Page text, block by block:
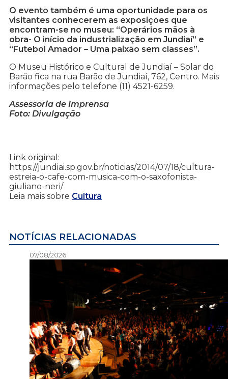
O evento também é uma oportunidade para os
visitantes conhecerem as exposições que
encontram-se no museu: “Operários mãos à
obra- O início da industrialização em Jundiaí” e
“Futebol Amador – Uma paixão sem classes”.
O Museu Histórico e Cultural de Jundiaí – Solar do
Barão fica na rua Barão de Jundiaí, 762, Centro. Mais
informações pelo telefone (11) 4521-6259.
Assessoria de Imprensa
Foto: Divulgação
Link original:
https://jundiai.sp.gov.br/noticias/2014/07/18/cultura-
estreia-o-cafe-com-musica-com-o-saxofonista-
giuliano-neri/
Leia mais sobre Cultura
NOTÍCIAS RELACIONADAS
07/08/2026